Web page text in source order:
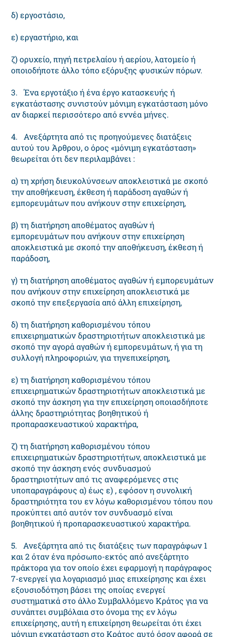
δ) εργοστάσιο,
ε) εργαστήριο, και
ζ) ορυχείο, πηγή πετρελαίου ή αερίου, λατομείο ή
οποιοδήποτε άλλο τόπο εξόρυξης φυσικών πόρων.
3. Ένα εργοτάξιο ή ένα έργο κατασκευής ή
εγκατάστασης συνιστούν μόνιμη εγκατάσταση μόνο
αν διαρκεί περισσότερο από εννέα μήνες.
4. Ανεξάρτητα από τις προηγούμενες διατάξεις
αυτού του Άρθρου, ο όρος «μόνιμη εγκατάσταση»
θεωρείται ότι δεν περιλαμβάνει :
α) τη χρήση διευκολύνσεων αποκλειστικά με σκοπό
την αποθήκευση, έκθεση ή παράδοση αγαθών ή
εμπορευμάτων που ανήκουν στην επιχείρηση,
β) τη διατήρηση αποθέματος αγαθών ή
εμπορευμάτων που ανήκουν στην επιχείρηση
αποκλειστικά με σκοπό την αποθήκευση, έκθεση ή
παράδοση,
γ) τη διατήρηση αποθέματος αγαθών ή εμπορευμάτων
που ανήκουν στην επιχείρηση αποκλειστικά με
σκοπό την επεξεργασία από άλλη επιχείρηση,
δ) τη διατήρηση καθορισμένου τόπου
επιχειρηματικών δραστηριοτήτων αποκλειστικά με
σκοπό την αγορά αγαθών ή εμπορευμάτων, ή για τη
συλλογή πληροφοριών, για τηνεπιχείρηση,
ε) τη διατήρηση καθορισμένου τόπου
επιχειρηματικών δραστηριοτήτων αποκλειστικά με
σκοπό την άσκηση για την επιχείρηση οποιασδήποτε
άλλης δραστηριότητας βοηθητικού ή
προπαρασκευαστικού χαρακτήρα,
ζ) τη διατήρηση καθορισμένου τόπου
επιχειρηματικών δραστηριοτήτων, αποκλειστικά με
σκοπό την άσκηση ενός συνδυασμού
δραστηριοτήτων από τις αναφερόμενες στις
υποπαραγράφους α) έως ε) , εφόσον η συνολική
δραστηριότητα του εν λόγω καθορισμένου τόπου που
προκύπτει από αυτόν τον συνδυασμό είναι
βοηθητικού ή προπαρασκευαστικού χαρακτήρα.
5. Ανεξάρτητα από τις διατάξεις των παραγράφων 1
και 2 όταν ένα πρόσωπο-εκτός από ανεξάρτητο
πράκτορα για τον οποίο έχει εφαρμογή η παράγραφος
7-ενεργεί για λογαριασμό μιας επιχείρησης και έχει
εξουσιοδότηση βάσει της οποίας ενεργεί
συστηματικά στο άλλο Συμβαλλόμενο Κράτος για να
συνάπτει συμβόλαια στο όνομα της εν λόγω
επιχείρησης, αυτή η επιχείρηση θεωρείται ότι έχει
μόνιμη εγκατάσταση στο Κράτος αυτό όσον αφορά σε